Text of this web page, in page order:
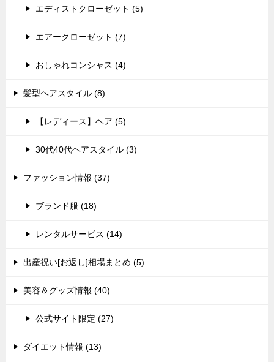
エディストクローゼット (5)
エアークローゼット (7)
おしゃれコンシャス (4)
髪型ヘアスタイル (8)
【レディース】ヘア (5)
30代40代ヘアスタイル (3)
ファッション情報 (37)
ブランド服 (18)
レンタルサービス (14)
出産祝い[お返し]相場まとめ (5)
美容＆グッズ情報 (40)
公式サイト限定 (27)
ダイエット情報 (13)